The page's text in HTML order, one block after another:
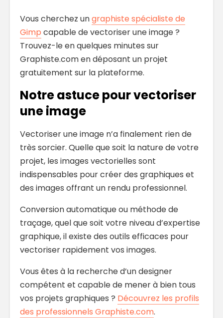
Vous cherchez ungraphiste spécialiste de
Gimp capable de vectoriser une image ?
Trouvez-le en quelques minutes sur
Graphiste.com en déposant un projet
gratuitement sur la plateforme.
Notre astuce pour vectoriser
une image
Vectoriser une image n’a finalement rien de
très sorcier. Quelle que soit la nature de votre
projet, les images vectorielles sont
indispensables pour créer des graphiques et
des images offrant un rendu professionnel.
Conversion automatique ou méthode de
traçage, quel que soit votre niveau d’expertise
graphique, il existe des outils efficaces pour
vectoriser rapidement vos images.
Vous êtes à la recherche d’un designer
compétent et capable de mener à bien tous
vos projets graphiques ? Découvrez les profils
des professionnels Graphiste.com.